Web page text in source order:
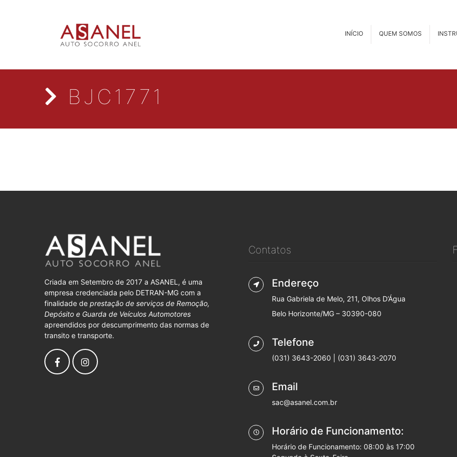
INÍCIO QUEM SOMOS
BJC1771
Criada em Setembro de 2017 a ASANEL, é uma
empresa credenciada pelo DETRAN-MG com a
finalidade de prestação de serviços de Remoção,
Depósito e Guarda de Veículos Automotores
apreendidos por descumprimento das normas de
transito e transporte.
Contatos
Endereço
Rua Gabriela de Melo, 211, Olhos D’Água
Belo Horizonte/MG – 30390-080
Telefone
(031) 3643-2060 | (031) 3643-2070
Email
sac@asanel.com.br
Horário de Funcionamento:
Horário de Funcionamento: 08:00 às 17:00